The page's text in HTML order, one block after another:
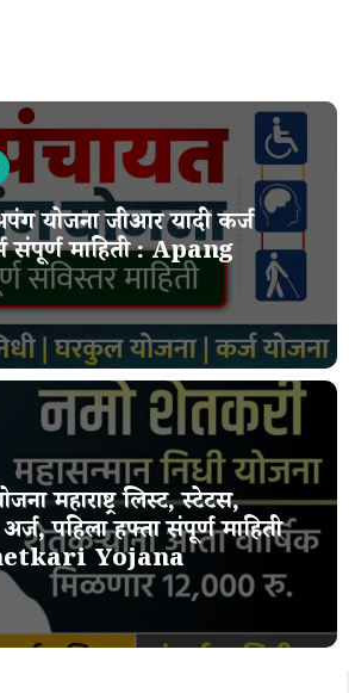
योजना जीआर यादी कर्ज
संपूर्ण माहिती : Apang
महाराष्ट्र लिस्ट, स्टेटस,
अर्ज, पहिला हफ्ता संपूर्ण माहिती
Yojana